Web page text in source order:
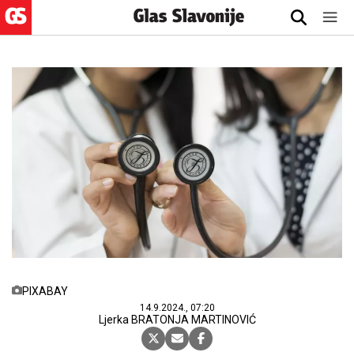
PIXABAY
14.9.2024., 07:20
Ljerka BRATONJA MARTINOVIĆ